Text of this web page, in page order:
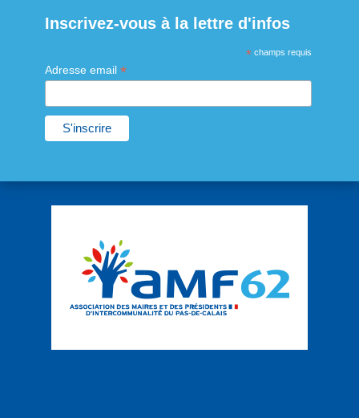
Inscrivez-vous à la lettre d'infos
* champs requis
Adresse email *